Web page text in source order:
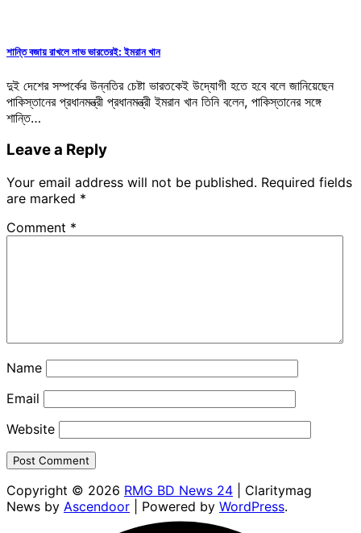
শান্তি বজায় রাখলে লাভ ভারতেরই: ইমরান খান
দুই দেশের সম্পর্কের উন্নতির চেষ্টা ভারতকেই উদ্যোগী হতে হবে বলে জানিয়েছেন
পাকিস্তানের প্রধানমন্ত্রী প্রধানমন্ত্রী ইমরান খান তিনি বলেন, পাকিস্তানের সঙ্গে
শান্তি…
Leave a Reply
Your email address will not be published. Required fields
are marked *
Comment *
Name
Email
Website
Copyright © 2026 RMG BD News 24 | Claritymag
News by Ascendoor | Powered by WordPress.